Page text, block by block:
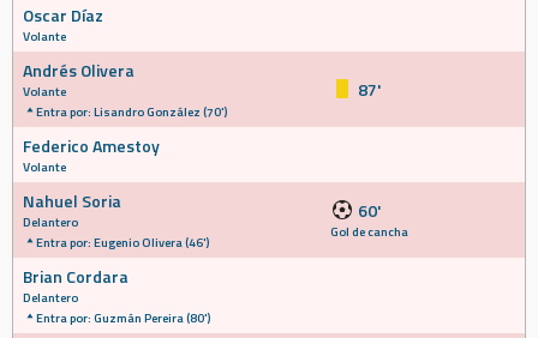
Oscar Díaz
Volante
Andrés Olivera
Volante
Entra por: Lisandro González (70')
87'
Federico Amestoy
Volante
Nahuel Soria
Delantero
Entra por: Eugenio Olivera (46')
60'
Gol de cancha
Brian Cordara
Delantero
Entra por: Guzmán Pereira (80')